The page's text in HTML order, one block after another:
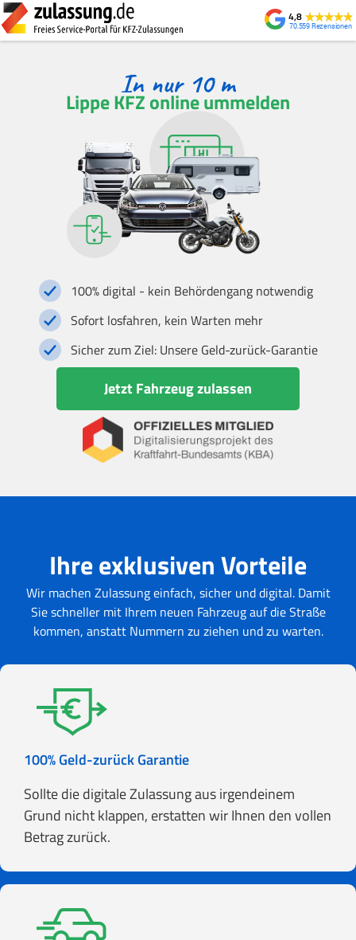
4,8
70.559
Lippe KFZ online ummelden
100% digital - kein Behördengang notwendig
Sofort losfahren, kein Warten mehr
Sicher zum Ziel: Unsere Geld-zurück-Garantie
Jetzt Fahrzeug zulassen
Ihre exklusiven Vorteile
Wir machen Zulassung einfach, sicher und digital. Damit
Sie schneller mit Ihrem neuen Fahrzeug auf die Straße
kommen, anstatt Nummern zu ziehen und zu warten.
100% Geld-zurück Garantie
Sollte die digitale Zulassung aus irgendeinem
Grund nicht klappen, erstatten wir Ihnen den vollen
Betrag zurück.